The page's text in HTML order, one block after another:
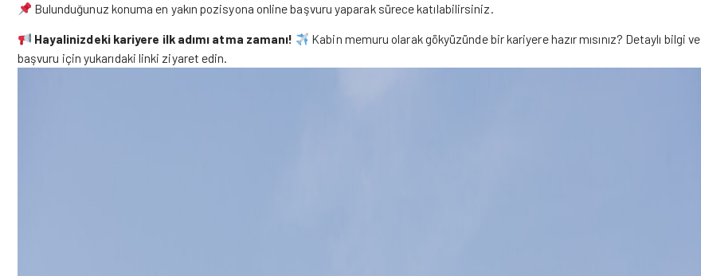
Bulunduğunuz konuma en yakın pozisyona online başvuru yaparak sürece katılabilirsiniz.
Hayalinizdeki kariyere ilk adımı atma zamanı!
Kabin memuru olarak gökyüzünde bir kariyere hazır mısınız? Detaylı bilgi ve
başvuru için yukarıdaki linki ziyaret edin.